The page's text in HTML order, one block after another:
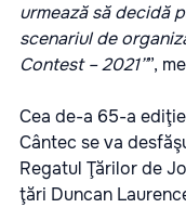
urmează să decidă
scenariul de
Contest – 2021””,
Cea de-a 65-a
Cântec se va
Regatul Ţărilor de
ţări Duncan